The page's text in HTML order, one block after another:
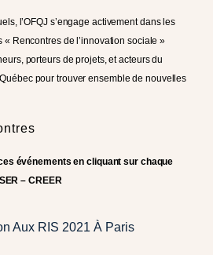
l’OFQJ s’engage activement dans les
Rencontres de l’innovation sociale »
porteurs de projets, et acteurs du
pour trouver ensemble de nouvelles
événements en cliquant sur chaque
– CREER
Aux RIS 2021 À Paris